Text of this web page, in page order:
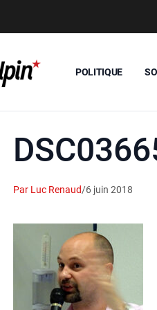
POLITIQUE
Par Luc Renaud/6 juin 2018